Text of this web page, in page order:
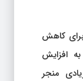
کاهش
افزایش
منجر